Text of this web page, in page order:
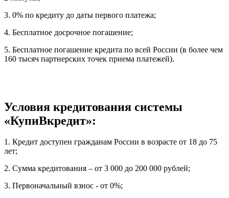
3. 0% по кредиту до даты первого платежа;
4. Бесплатное досрочное погашение;
5. Бесплатное погашение кредита по всей России (в более чем
160 тысяч партнерских точек приема платежей).
Условия кредитования системы
«КупиВкредит»:
1. Кредит доступен гражданам России в возрасте от 18 до 75
лет;
2. Сумма кредитования – от 3 000 до 200 000 рублей;
3. Первоначальный взнос - от 0%;